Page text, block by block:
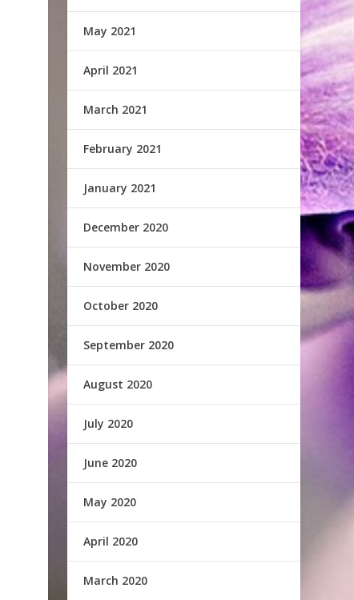
May 2021
April 2021
March 2021
February 2021
January 2021
December 2020
November 2020
October 2020
September 2020
August 2020
July 2020
June 2020
May 2020
April 2020
March 2020